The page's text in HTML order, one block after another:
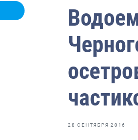
Отраслевые СМИ
Выставки и конференции
Научно-практическая литература
Отрасль в цифрах
Большая африканская экспедиция
28 СЕНТЯБРЯ 2016